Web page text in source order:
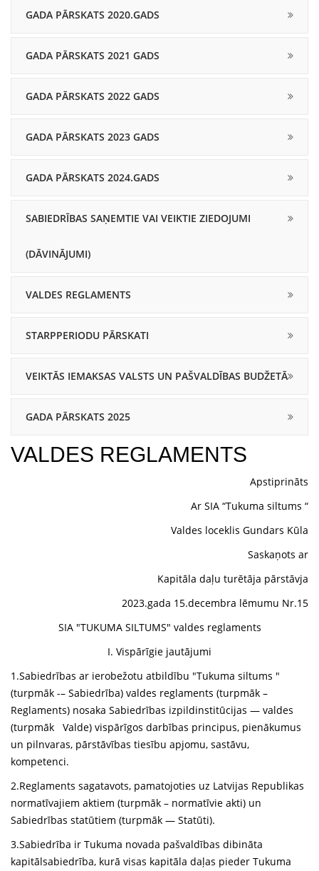
GADA PĀRSKATS 2020.GADS
GADA PĀRSKATS 2021 GADS
GADA PĀRSKATS 2022 GADS
GADA PĀRSKATS 2023 GADS
GADA PĀRSKATS 2024.GADS
SABIEDRĪBAS SAŅEMTIE VAI VEIKTIE ZIEDOJUMI
(DĀVINĀJUMI)
VALDES REGLAMENTS
STARPPERIODU PĀRSKATI
VEIKTĀS IEMAKSAS VALSTS UN PAŠVALDĪBAS BUDŽETĀ
GADA PĀRSKATS 2025
VALDES REGLAMENTS
Apstiprināts
Ar SIA “Tukuma siltums “
Valdes loceklis Gundars Kūla
Saskaņots ar
Kapitāla daļu turētāja pārstāvja
2023.gada 15.decembra lēmumu Nr.15
SIA "TUKUMA SILTUMS" valdes reglaments
I. Vispārīgie jautājumi
1.Sabiedrības ar ierobežotu atbildību "Tukuma siltums "
(turpmāk -– Sabiedrība) valdes reglaments (turpmāk –
Reglaments) nosaka Sabiedrības izpildinstitūcijas — valdes
(turpmāk Valde) vispārīgos darbības principus, pienākumus
un pilnvaras, pārstāvības tiesību apjomu, sastāvu,
kompetenci.
2.Reglaments sagatavots, pamatojoties uz Latvijas Republikas
normatīvajiem aktiem (turpmāk – normatīvie akti) un
Sabiedrības statūtiem (turpmāk — Statūti).
3.Sabiedrība ir Tukuma novada pašvaldības dibināta
kapitālsabiedrība, kurā visas kapitāla daļas pieder Tukuma